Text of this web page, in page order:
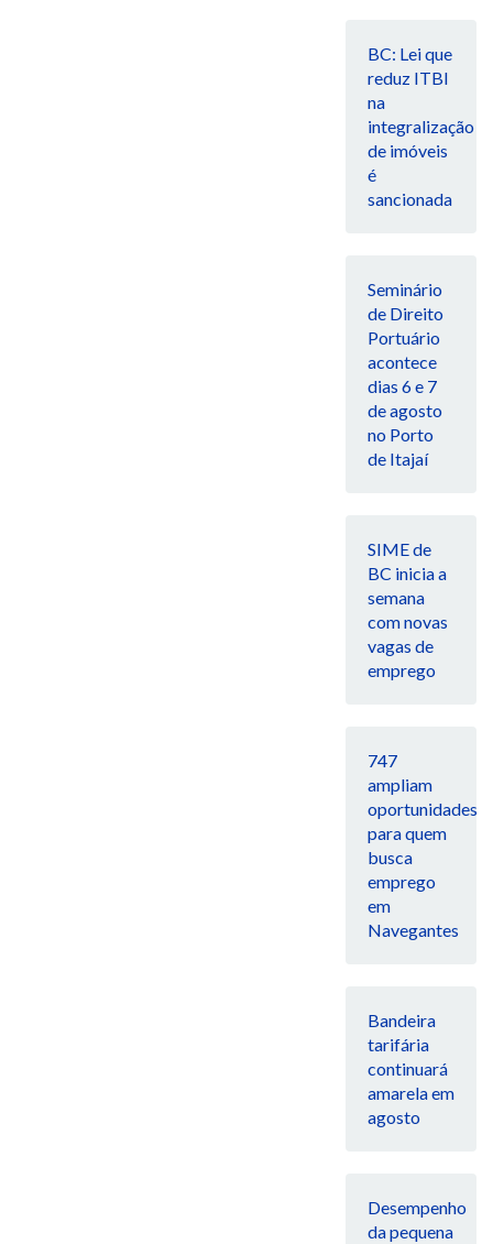
BC: Lei que
reduz ITBI
na
integralização
de imóveis
é
sancionada
Seminário
de Direito
Portuário
acontece
dias 6 e 7
de agosto
no Porto
de Itajaí
SIME de
BC inicia a
semana
com novas
vagas de
emprego
747
ampliam
oportunidades
para quem
busca
emprego
em
Navegantes
Bandeira
tarifária
continuará
amarela em
agosto
Desempenho
da pequena